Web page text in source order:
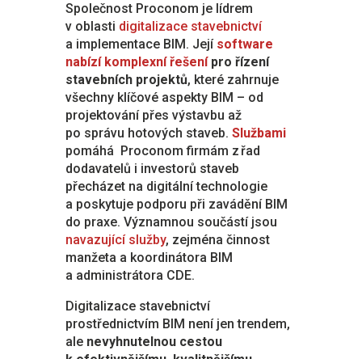
Společnost Proconom je lídrem
v oblasti digitalizace stavebnictví
a implementace BIM. Její software
nabízí komplexní řešenípro řízení
stavebních projektů, které zahrnuje
všechny klíčové aspekty BIM – od
projektování přes výstavbu až
po správu hotových staveb. Službami
pomáhá Proconom firmám z řad
dodavatelů i investorů staveb
přecházet na digitální technologie
a poskytuje podporu při zavádění BIM
do praxe. Významnou součástí jsou
navazující služby, zejména činnost
manžeta a koordinátora BIM
a administrátora CDE.
Digitalizace stavebnictví
prostřednictvím BIM není jen trendem,
ale nevyhnutelnou cestou